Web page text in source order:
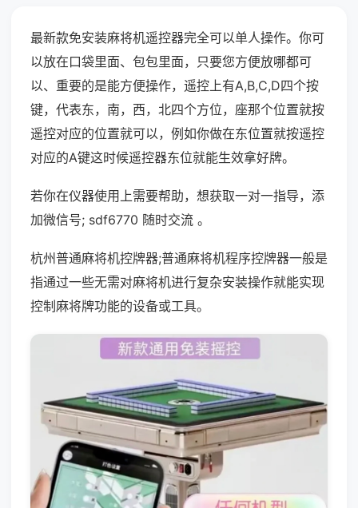
最新款免安装麻将机遥控器完全可以单人操作。你可
以放在口袋里面、包包里面，只要您方便放哪都可
以、重要的是能方便操作，遥控上有A,B,C,D四个按
键，代表东，南，西，北四个方位，座那个位置就按
遥控对应的位置就可以，例如你做在东位置就按遥控
对应的A键这时候遥控器东位就能生效拿好牌。
若你在仪器使用上需要帮助，想获取一对一指导，添
加微信号; sdf6770 随时交流 。
杭州普通麻将机控牌器;普通麻将机程序控牌器一般是
指通过一些无需对麻将机进行复杂安装操作就能实现
控制麻将牌功能的设备或工具。